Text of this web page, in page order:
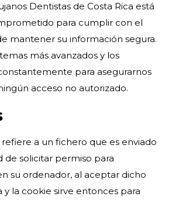
Dentistas de Costa Rica está
para cumplir con el
mantener su información segura.
más avanzados y los
para asegurarnos
acceso no autorizado.
a un fichero que es enviado
de solicitar permiso para
su ordenador, al aceptar dicho
y la cookie sirve entonces para